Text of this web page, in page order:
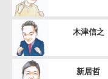
木津信之
新居哲